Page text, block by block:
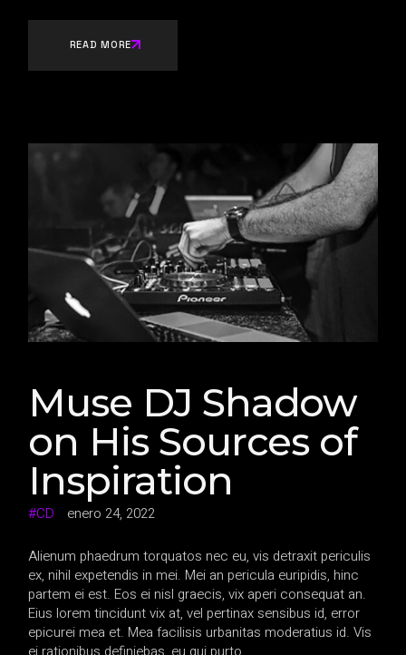
READ MORE
Muse DJ Shadow
on His Sources of
Inspiration
CD enero 24, 2022
Alienum phaedrum torquatos nec eu, vis detraxit periculis
ex, nihil expetendis in mei. Mei an pericula euripidis, hinc
partem ei est. Eos ei nisl graecis, vix aperi consequat an.
Eius lorem tincidunt vix at, vel pertinax sensibus id, error
epicurei mea et. Mea facilisis urbanitas moderatius id. Vis